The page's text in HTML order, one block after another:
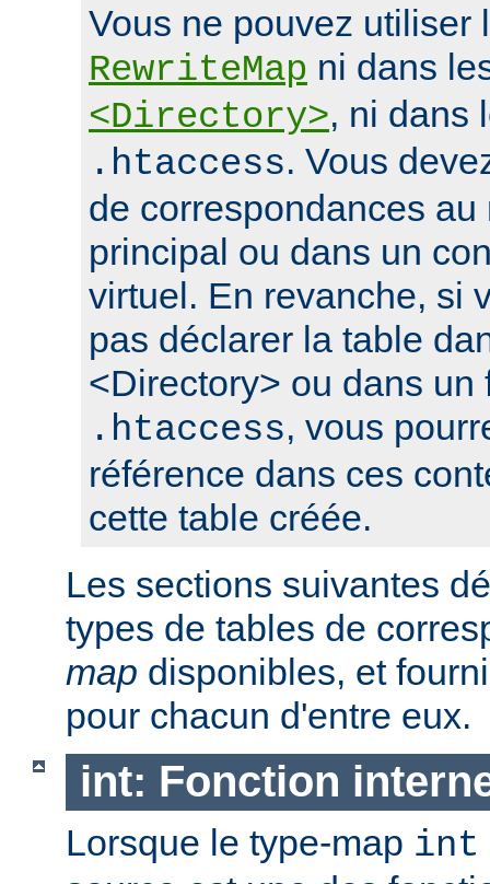
Vous ne pouvez utiliser
RewriteMap ni dans
<Directory>, ni dans
.htaccess. Vous
de correspondances
principal ou dans un
virtuel. En revanche, si
pas déclarer la table
<Directory> ou dans un
.htaccess, vous
référence dans ces
cette table créée.
Les sections suivantes
types de tables de
map disponibles, et
pour chacun d'entre eux.
int: Fonction
Lorsque le type-map int